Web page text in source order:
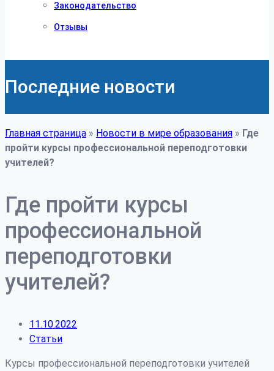
Законодательство
Отзывы
Последние новости
Главная страница » Новости в мире образования » Где
пройти курсы профессиональной переподготовки
учителей?
Где пройти курсы
профессиональной
переподготовки
учителей?
11.10.2022
Статьи
Курсы профессиональной переподготовки учителей